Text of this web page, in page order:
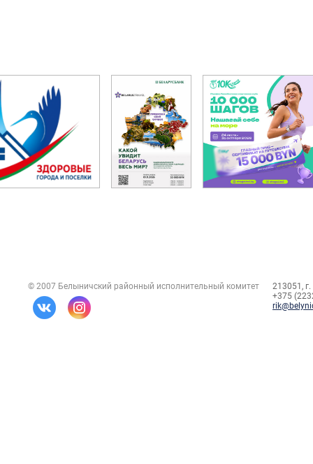
© 2007 Белыничский районный исполнительный комитет
213051,
+375